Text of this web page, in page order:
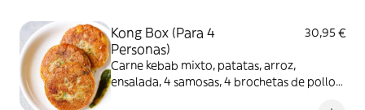
Kong Box (Para 4
Personas)
30,95 €
Carne kebab mixto, patatas, arroz,
ensalada, 4 samosas, 4 brochetas de pollo